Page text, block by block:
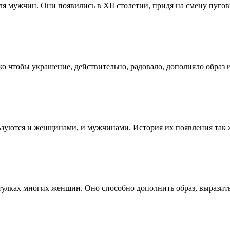
мужчин. Они появились в XII столетии, придя на смену
украшение, действительно, радовало, дополняло образ
и женщинами, и мужчинами. История их появления так
многих женщин. Оно способно дополнить образ,